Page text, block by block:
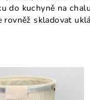
do kuchyně na
rovněž skladovat